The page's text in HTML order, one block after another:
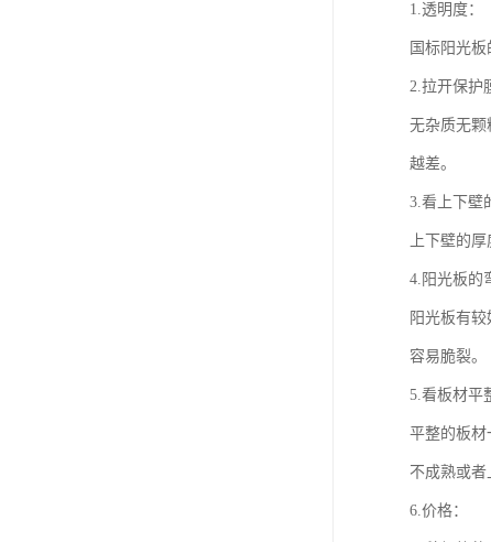
1.透明度：
国标阳光
2.拉开保护
无杂质无颗
越差。
3.看上下壁
上下壁的
4.阳光板的
阳光板有
容易脆裂。
5.看板材平
平整的板材
不成熟或者
6.价格：